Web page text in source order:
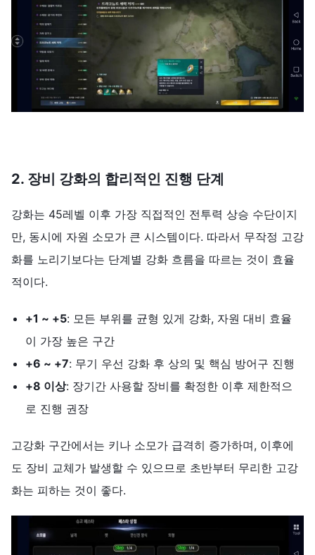
2. 장비 강화의 합리적인 진행 단계
강화는 45레벨 이후 가장 직접적인 전투력 상승 수단이지
만, 동시에 자원 소모가 큰 시스템이다. 따라서 무작정 고강
화를 노리기보다는 단계별 강화 흐름을 따르는 것이 효율
적이다.
+1 ~ +5: 모든 부위를 균형 있게 강화, 자원 대비 효율
이 가장 높은 구간
+6 ~ +7: 무기 우선 강화 후 상의 및 핵심 방어구 진행
+8 이상: 장기간 사용할 장비를 확정한 이후 제한적으
로 진행 권장
고강화 구간에서는 키나 소모가 급격히 증가하며, 이후에
도 장비 교체가 발생할 수 있으므로 초반부터 무리한 고강
화는 피하는 것이 좋다.